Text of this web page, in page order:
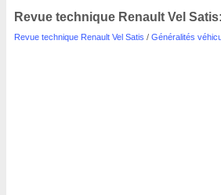
Revue technique Renault Vel
Revue technique Renault Vel Satis / Généralités